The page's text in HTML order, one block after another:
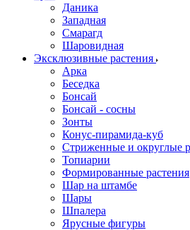
Даника
Западная
Смарагд
Шаровидная
Эксклюзивные растения
Арка
Беседка
Бонсай
Бонсай - сосны
Зонты
Конус-пирамида-куб
Стриженные и округлые
Топиарии
Формированные растения
Шар на штамбе
Шары
Шпалера
Ярусные фигуры